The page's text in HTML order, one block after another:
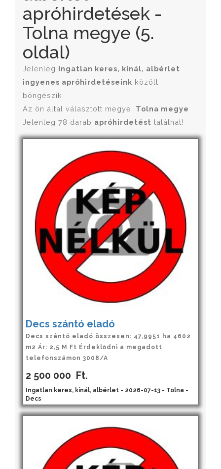
apróhirdetések -
Tolna megye (5.
oldal)
Jelenleg Ingatlan keres, kínál, albérlet
ingyenes apróhirdetéseink között
böngészik.
Az ön által választott megye: Tolna megye
Jelenleg 78 darab apróhirdetést találhat!
Decs szántó eladó
Decs szántó eladó összesen: 47,9951 ha 4602
m2 Ár: 2,5 M Ft Érdeklődni a megadott
telefonszámon 3008/A
2 500 000 Ft.
Ingatlan keres, kínál, albérlet - 2026-07-13 - Tolna -
Decs